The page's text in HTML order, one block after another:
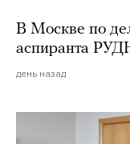
В Москве по
аспиранта
день назад